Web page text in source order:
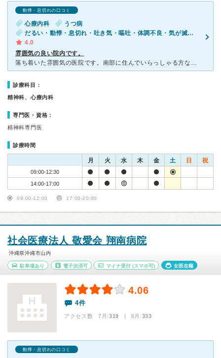
動悸・息切れの口コミ
心療内科
うつ病
だるい・動悸・息切れ・吐き気・嘔吐・体調不良・気が滅入る・不安
4.0
雰囲気の良い院内です。
落ち着いた雰囲気の医院です。南部に住んでいらっしゃる方なら比較的通いやすい場所にあります。屋内は落ち着いた内装で緊張感はなく、受付の方や薬剤師さんもとても感じの良い方です。院長も心療内科の医師としては
診療科目：
精神科、心療内科
専門医・資格：
精神科専門医
診療時間
月 火 水 木 金 土 日 祝
09:00-12:30
14:00-17:00
09:00-12:00 17:00-20:00
社会医療法人 敬愛会 翔南病院
沖縄県沖縄市山内
駐車場あり 電子決済可 マイナ受付 (スマホ可) 女医在籍
4.06
4件
アクセス数 7月:319 | 6月:333
動悸・息切れの口コミ